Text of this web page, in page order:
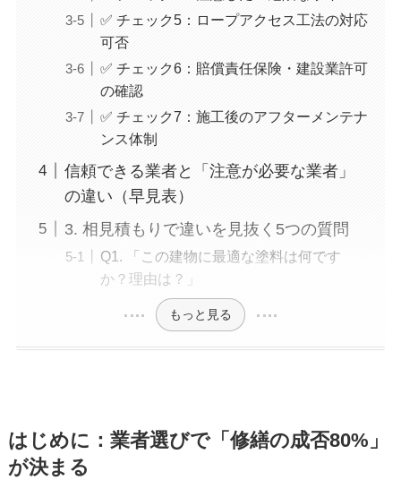
✅ チェック5：ロープアクセス工法の対応
可否
✅ チェック6：賠償責任保険・建設業許可
の確認
✅ チェック7：施工後のアフターメンテナ
ンス体制
信頼できる業者と「注意が必要な業者」
の違い（早見表）
3. 相見積もりで違いを見抜く5つの質問
Q1. 「この建物に最適な塗料は何です
か？理由は？」
もっと見る
はじめに：業者選びで「修繕の成否80%」
が決まる